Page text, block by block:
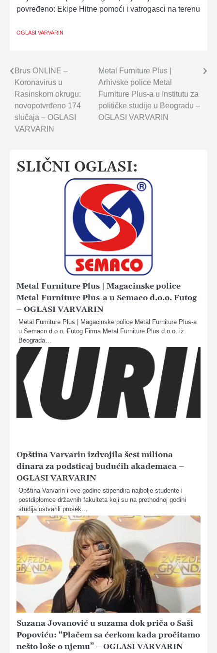
povređeno: Ekipe Hitne pomoći i vatrogasci na terenu
OGLASI VARVARIN
Navigacija
članaka
Brus ONLINE –
Koronavirus u
Rasinskom okrugu:
novopotvrđeno 174
slučaja – OGLASI
VARVARIN
Metal Furniture Plus |
Arhivske police Metal
Furniture Plus-a u Institutu za
političke studije u Beogradu –
OGLASI VARVARIN
SLIČNI OGLASI:
Metal Furniture Plus | Magacinske police
Metal Furniture Plus-a u Semaco d.o.o. Futog
– OGLASI VARVARIN
Metal Furniture Plus | Magacinske police Metal Furniture Plus-a
u Semaco d.o.o. Futog Firma Metal Furniture Plus d.o.o. iz
Beograda…
Opština Varvarin izdvojila šest miliona
dinara za podsticaj budućih akademaca –
OGLASI VARVARIN
Opština Varvarin i ove godine stipendira najbolje studente i
postdiplomce državnih fakulteta koji su na prethodnoj godini
studija ostvarili prosek…
Suzana Jovanović u suzama dok priča o Saši
Popoviću: “Plačem sa ćerkom kada pročitamo
nešto loše o njemu” – OGLASI VARVARIN